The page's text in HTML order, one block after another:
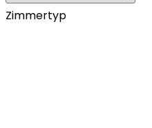
Zimmertyp